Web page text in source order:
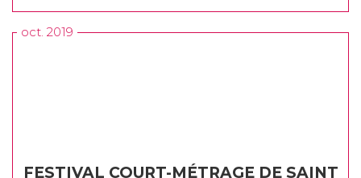
oct. 2019
FESTIVAL COURT-MÉTRAGE DE SAINT